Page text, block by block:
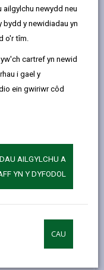
ailgylchu newydd neu
y newidiadau yn
o'r tîm.
cartref yn newid
i gael y
ein gwiriwr côd
AILGYLCHU A
YN Y DYFODOL
CAU
amrywiaeth eang
i'r plant.
digonol i bob
plentyn yn y
gofynion Adran
ar rieni pob
addysg
gyfer eu hoedran,